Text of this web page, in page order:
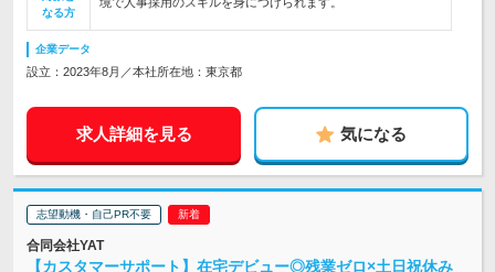
なる方
企業データ
設立：2023年8月／本社所在地：東京都
求人詳細を見る 気になる
志望動機・自己PR不要
合同会社YAT
【カスタマーサポート】在宅デビュー◎残業ゼロ×土日祝休み